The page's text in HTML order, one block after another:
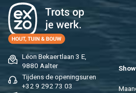
Léon Be­kaert­laan 3 E,
9880 Aal­ter
Tij­dens de ope­nings­uren
+32 9 292 73 03